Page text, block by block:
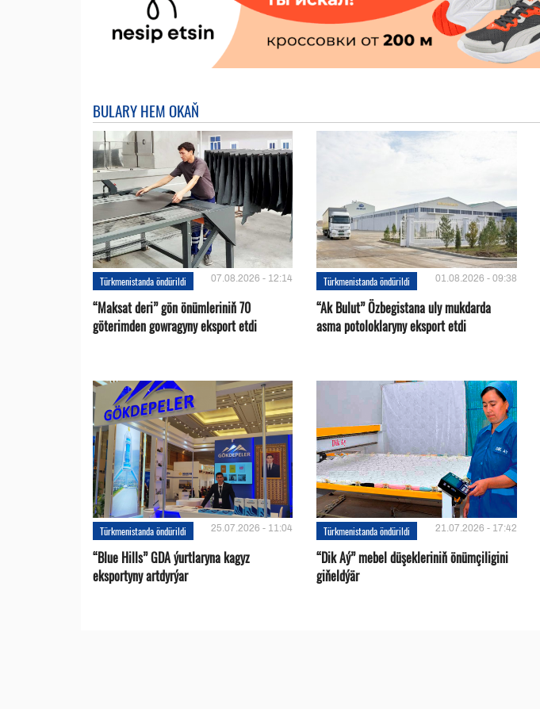
BULARY HEM OKAŇ
Türkmenistanda öndürildi 07.08.2026 - 12:14
“Maksat deri” gön önümleriniň 70
göterimden gowragyny eksport etdi
Türkmenistanda öndürildi 01.08.2026 - 09:38
“Ak Bulut” Özbegistana uly mukdarda
asma potoloklaryny eksport etdi
Türkmenistanda öndürildi 25.07.2026 - 11:04
“Blue Hills” GDA ýurtlaryna kagyz
eksportyny artdyrýar
Türkmenistanda öndürildi 21.07.2026 - 17:42
“Dik Aý” mebel düşekleriniň önümçiligini
giňeldýär